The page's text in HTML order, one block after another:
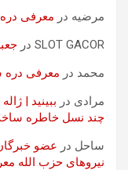
مرضیه در معرفی
SLOT GACOR در
محمد در معرفی دره
مرادی در ببینید |
چند نسل خاطره
ساحل در عضو
نیروهای حزب الله